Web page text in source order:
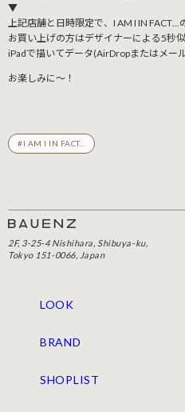
▼
上記店舗と日時限定で、I AM I IN FACT…
お買い上げの方はデザイナーによる5秒
iPadで描いてデータ(AirDropまたはメー
お楽しみに〜！
#I AM I IN FACT...
2F, 3-25-4 Nishihara, Shibuya-ku,
Tokyo 151-0066, Japan
LOOK
BRAND
SHOPLIST